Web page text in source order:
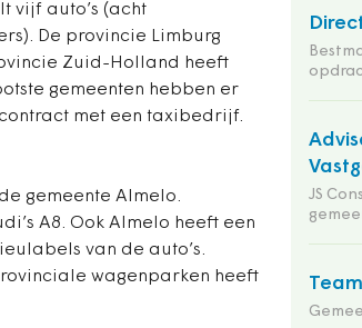
vijf auto’s (acht
De provincie Limburg
Zuid-Holland heeft
gemeenten hebben er
met een taxibedrijf.
gemeente Almelo.
A8. Ook Almelo heeft een
van de auto’s.
wagenparken heeft
JS